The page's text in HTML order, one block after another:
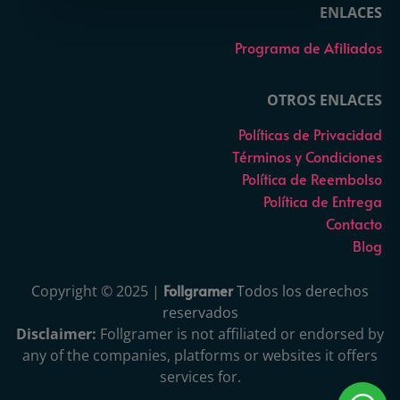
ENLACES
Programa de Afiliados
OTROS ENLACES
Políticas de Privacidad
Términos y Condiciones
Política de Reembolso
Política de Entrega
Contacto
Blog
Copyright © 2025 | FollgramerTodos los derechos
reservados
Disclaimer: Follgramer is not affiliated or endorsed by
any of the companies, platforms or websites it offers
services for.